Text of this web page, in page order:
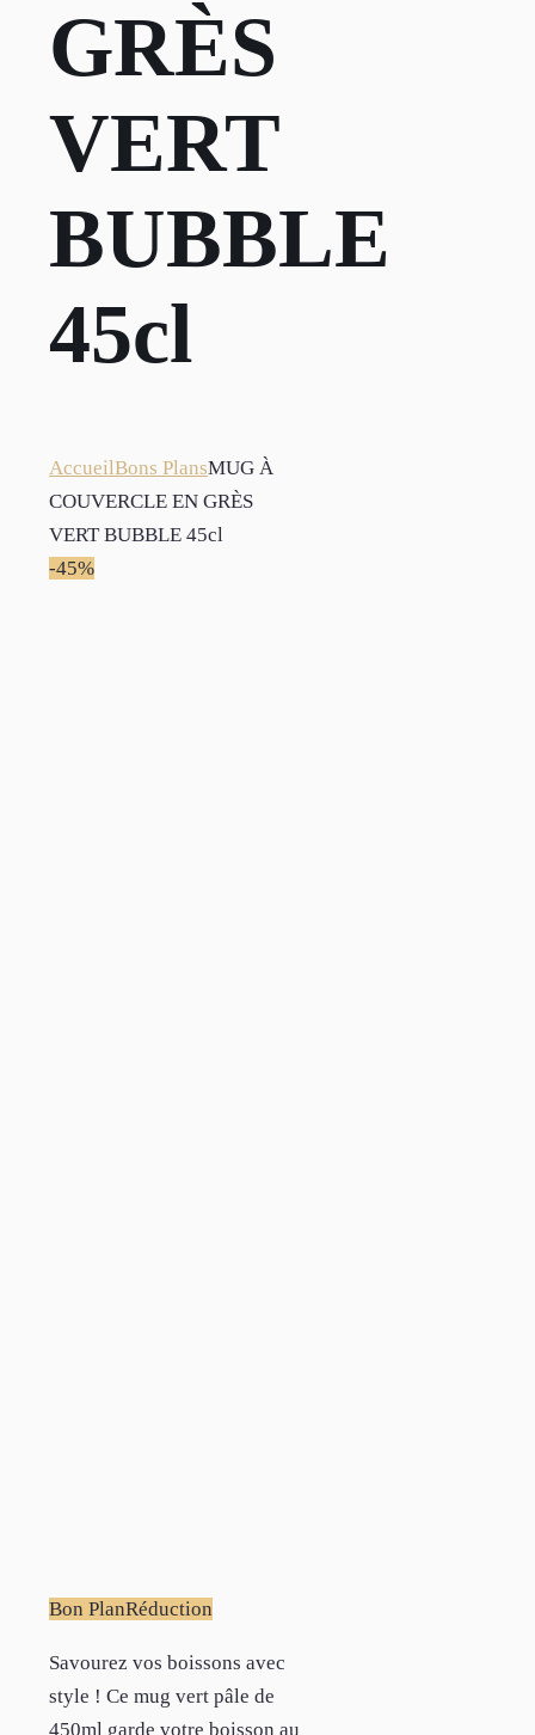
GRÈS
VERT
BUBBLE
45cl
AccueilBons PlansMUG À
COUVERCLE EN GRÈS
VERT BUBBLE 45cl
-45%
Bon PlanRéduction
Savourez vos boissons avec
style ! Ce mug vert pâle de
450ml garde votre boisson au